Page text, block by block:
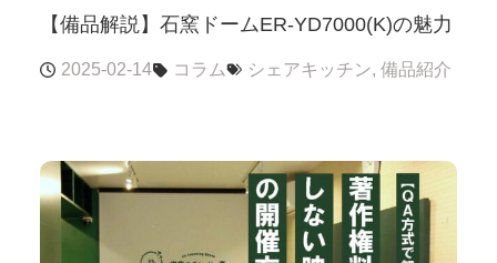
【備品解説】石窯ドームER-YD7000(K)の魅力
2025-02-14 コラム シェアキッチン, 備品紹介